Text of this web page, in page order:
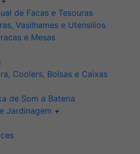
de Facas e Tesouras
Vasilhames e Utensilios
e Mesas
Coolers, Bolsas e Caixas
de Som a Bateria
Jardinagem +